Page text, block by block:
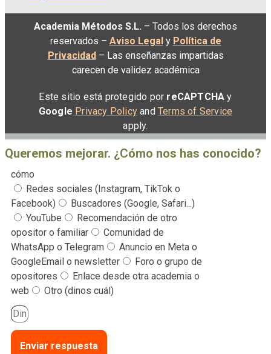
Academia Métodos S.L. – Todos los derechos
reservados – Aviso Legal y Política de
Privacidad – Las enseñanzas impartidas
carecen de validez académica
Este sitio está protegido por reCAPTCHA y
Google Privacy Policy and Terms of Service
apply.
Queremos mejorar. ¿Cómo nos has conocido?
cómo
Redes sociales (Instagram, TikTok o
Facebook)
Buscadores (Google, Safari...)
YouTube
Recomendación de otro
opositor o familiar
Comunidad de
WhatsApp o Telegram
Anuncio en Meta o
GoogleEmail o newsletter
Foro o grupo de
opositores
Enlace desde otra academia o
web
Otro (dinos cuál)
Enviar respuesta